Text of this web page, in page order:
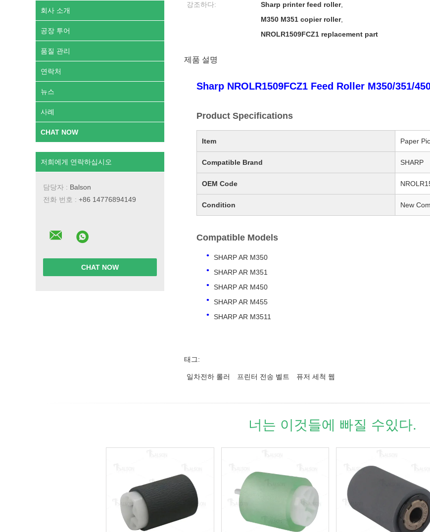
회사 소개
공장 투어
품질 관리
연락처
뉴스
사례
CHAT NOW
저희에게 연락하십시오
담당자 : Balson
전화 번호 : +86 14776894149
CHAT NOW
강조하다:
Sharp printer feed roller,
M350 M351 copier roller,
NROLR1509FCZ1 replacement part
제품 설명
Sharp NROLR1509FCZ1 Feed Roller M350/351/
Product Specifications
Item Paper
Compatible Brand SHARP
OEM Code
Condition New
Compatible Models
SHARP AR M350
SHARP AR M351
SHARP AR M450
SHARP AR M455
SHARP AR M3511
태그:
일차전하 롤러 프린터 전송 벨트 퓨저 세척 웹
너는 이것들에 빠질 수있다.